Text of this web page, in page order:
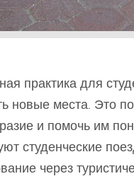
практика для
новые места. Это
и помочь им
студенческие
через